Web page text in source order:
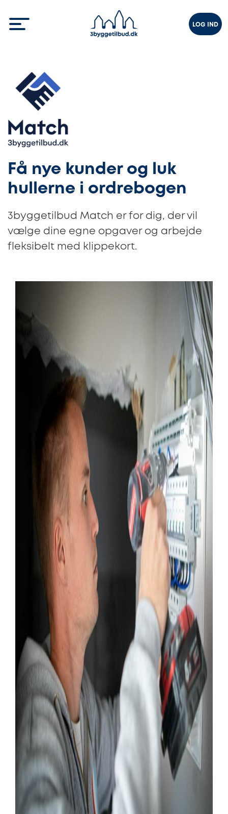
LOG IND
Få nye kunder og luk
hullerne i ordrebogen
3byggetilbud Match er for dig, der vil
vælge dine egne opgaver og arbejde
fleksibelt med klippekort.